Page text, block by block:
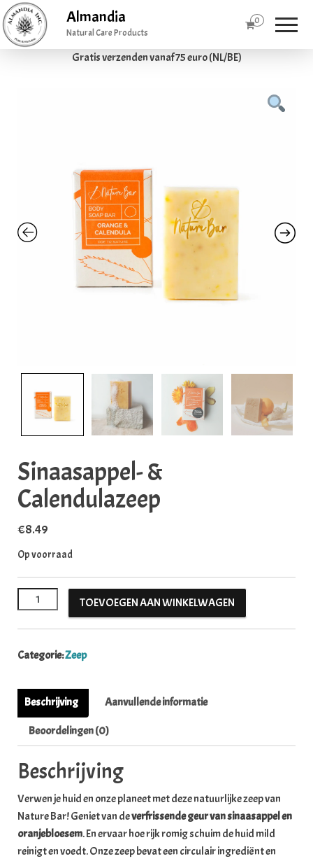
Gratis verzenden vanaf 75 euro (NL/BE)
Almandia
Natural Care Products
0
Sinaasappel- &
Calendulazeep
€8.49
Op voorraad
Sinaasappel- & Calendulazeep aantal
TOEVOEGEN AAN WINKELWAGEN
Categorie:Zeep
Beschrijving Aanvullende informatie
Beoordelingen (0)
Beschrijving
Verwen je huid en onze planeet met deze natuurlijke zeep van
Nature Bar! Geniet van deverfrissende geur van sinaasappel en
oranjebloesem. En ervaar hoe rijk romig schuim de huid mild
reinigt en voedt. Onze zeep bevat een circulair ingrediënt en